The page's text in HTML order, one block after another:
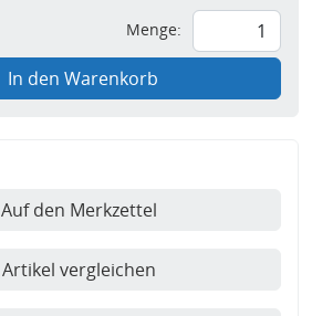
Menge:
In den Warenkorb
Auf den Merkzettel
Artikel vergleichen